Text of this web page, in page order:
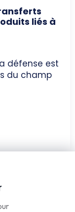
liés à
défense est
du champ